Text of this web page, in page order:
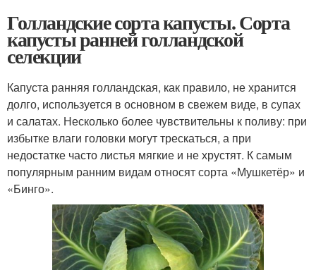
Голландские сорта капусты. Сорта
капусты ранней голландской
селекции
Капуста ранняя голландская, как правило, не хранится
долго, используется в основном в свежем виде, в супах
и салатах. Несколько более чувствительны к поливу: при
избытке влаги головки могут трескаться, а при
недостатке часто листья мягкие и не хрустят. К самым
популярным ранним видам относят сорта «Мушкетёр» и
«Бинго».